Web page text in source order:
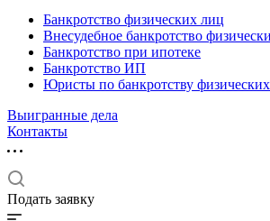
Банкротство физических лиц
Внесудебное банкротство
Банкротство при ипотеке
Банкротство ИП
Юристы по банкротству
Выигранные дела
Контакты
Подать заявку